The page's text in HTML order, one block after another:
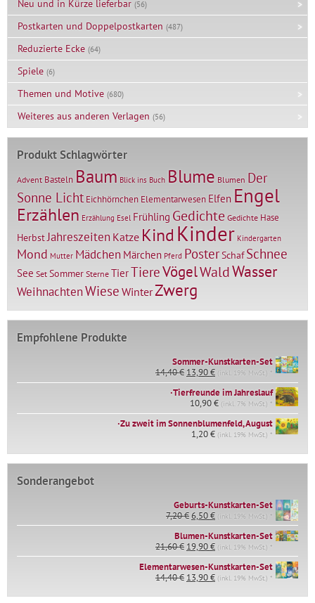
Neu und in Kürze lieferbar (56)
Postkarten und Doppelpostkarten (487)
Reduzierte Ecke (64)
Spiele (6)
Themen und Motive (680)
Weiteres aus anderen Verlagen (56)
Produkt Schlagwörter
Advent Basteln Baum Blick ins Buch Blume Blumen Der
Sonne Licht Eichhörnchen Elementarwesen Elfen Engel
Erzählen Erzählung Esel Frühling Gedichte Gedichte Hase
HerbstJahreszeitenKatze KindKinder Kindergarten
Mond Mutter Mädchen Märchen Pferd PosterSchaf Schnee
See Set Sommer Sterne TierTiereVögelWaldWasser
WeihnachtenWiese WinterZwerg
Empfohlene Produkte
Sommer-Kunstkarten-Set
14,40€ Ursprünglicher
Preis
war:
14,40 €
13,90€Aktueller
Preis
ist:
13,90 €.
(inkl. 19% MwSt.) *
∙Tierfreunde im Jahreslauf
10,90€ (inkl. 7% MwSt.) *
∙Zu zweit im Sonnenblumenfeld, August
1,20€ (inkl. 19% MwSt.) *
Sonderangebot
Geburts-Kunstkarten-Set
7,20€Ursprünglicher
Preis
war:
7,20 €
6,50€Aktueller
Preis
ist:
6,50 €.
(inkl. 19% MwSt.) *
Blumen-Kunstkarten-Set
21,60€ Ursprünglicher
Preis
war:
21,60 €
19,90€Aktueller
Preis
ist:
19,90 €.
(inkl. 19% MwSt.) *
Elementarwesen-Kunstkarten-Set
14,40€ Ursprünglicher
war:
13,90€Aktueller
ist:
(inkl. 19% MwSt.) *